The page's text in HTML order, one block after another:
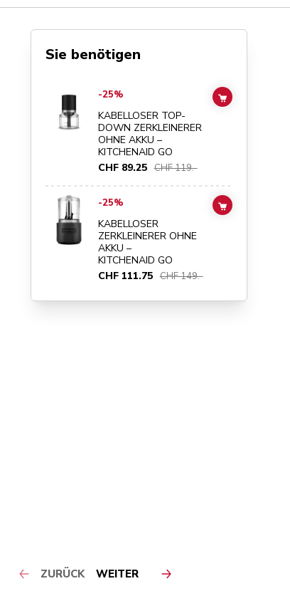
Sie benötigen
KABELLOSER TOP-DOWN ZERKLEINERER OHNE
-25%
KABELLOSER TOP-
DOWN ZERKLEINERER
OHNE AKKU –
KITCHENAID GO
CHF 89.25 CHF 119.-
ADD TO CART
Go toKABELLOSER ZERKLEINERER OHNE AKKU –
-25%
KABELLOSER
ZERKLEINERER OHNE
AKKU –
KITCHENAID GO
CHF 111.75 CHF 149.-
ADD TO CART
ZURÜCK WEITER